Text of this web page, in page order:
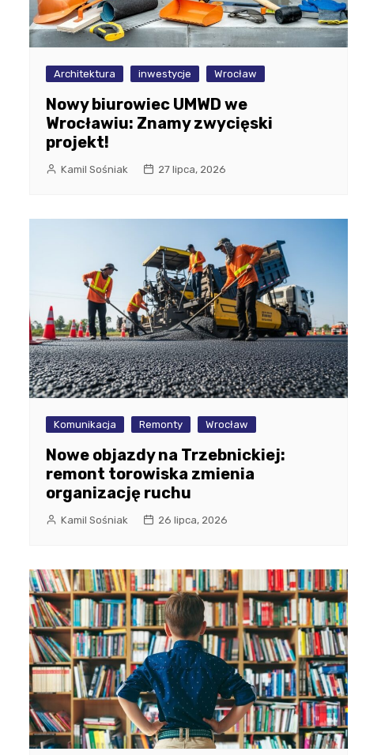
Architektura inwestycje Wrocław
Nowy biurowiec UMWD we
Wrocławiu: Znamy zwycięski
projekt!
Kamil Sośniak 27 lipca, 2026
Komunikacja Remonty Wrocław
Nowe objazdy na Trzebnickiej:
remont torowiska zmienia
organizację ruchu
Kamil Sośniak 26 lipca, 2026